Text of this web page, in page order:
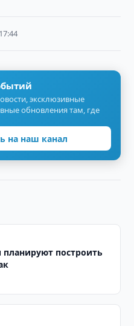
эксклюзивные
обновления там, где
на наш канал
планируют построить